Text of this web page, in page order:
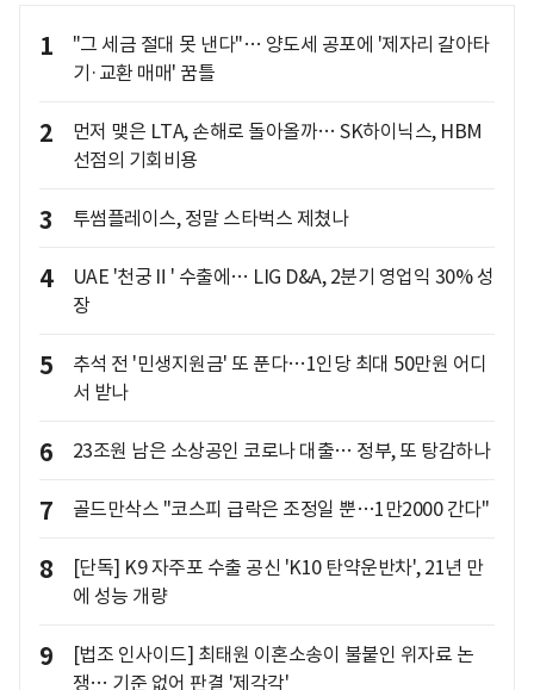
1
"그 세금 절대 못 낸다"… 양도세 공포에 '제자리 갈아타
기·교환 매매' 꿈틀
2
먼저 맺은 LTA, 손해로 돌아올까… SK하이닉스, HBM
선점의 기회비용
3 투썸플레이스, 정말 스타벅스 제쳤나
4
UAE '천궁Ⅱ' 수출에… LIG D&A, 2분기 영업익 30% 성
장
5
추석 전 '민생지원금' 또 푼다…1인당 최대 50만원 어디
서 받나
6 23조원 남은 소상공인 코로나 대출… 정부, 또 탕감하나
7 골드만삭스 "코스피 급락은 조정일 뿐…1만2000 간다"
8
[단독] K9 자주포 수출 공신 'K10 탄약운반차', 21년 만
에 성능 개량
9
[법조 인사이드] 최태원 이혼소송이 불붙인 위자료 논
쟁… 기준 없어 판결 '제각각'